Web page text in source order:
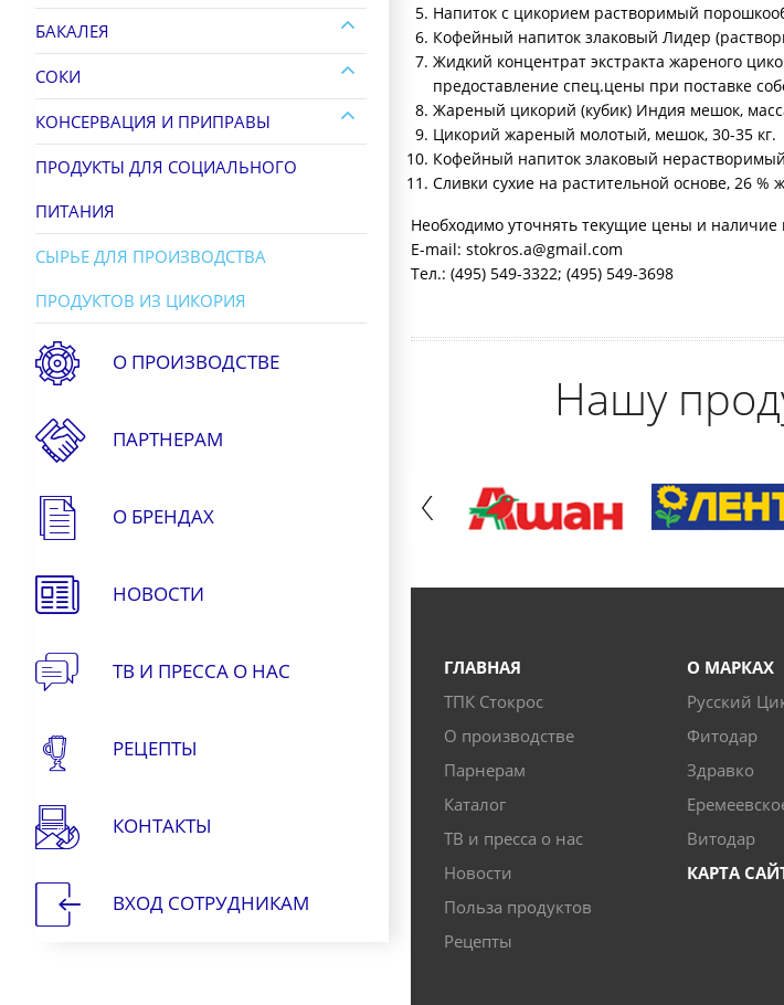
БАКАЛЕЯ
СОКИ
КОНСЕРВАЦИЯ И ПРИПРАВЫ
ПРОДУКТЫ ДЛЯ СОЦИАЛЬНОГО
ПИТАНИЯ
СЫРЬЕ ДЛЯ ПРОИЗВОДСТВА
ПРОДУКТОВ ИЗ ЦИКОРИЯ
О ПРОИЗВОДСТВЕ
ПАРТНЕРАМ
О БРЕНДАХ
НОВОСТИ
ТВ И ПРЕССА О НАС
РЕЦЕПТЫ
КОНТАКТЫ
ВХОД СОТРУДНИКАМ
Напиток с цикорием растворимый
Кофейный напиток злаковый Лидер
Жидкий концентрат экстракта жареного
предоставление спец.цены при поставке
Жареный цикорий (кубик) Индия мешок,
Цикорий жареный молотый, мешок, 30-35 кг.
Кофейный напиток злаковый
Сливки сухие на растительной основе, 26 %
Необходимо уточнять текущие цены и наличие
E-mail: stokros.a@gmail.com
Тел.: (495) 549-3322; (495) 549-3698
Нашу
ГЛАВНАЯ
ТПК Стокрос
О производстве
Парнерам
Каталог
ТВ и пресса о нас
Новости
Польза продуктов
Рецепты
О МАРКАХ
Русский
Фитодар
Здравко
Витодар
КАРТА